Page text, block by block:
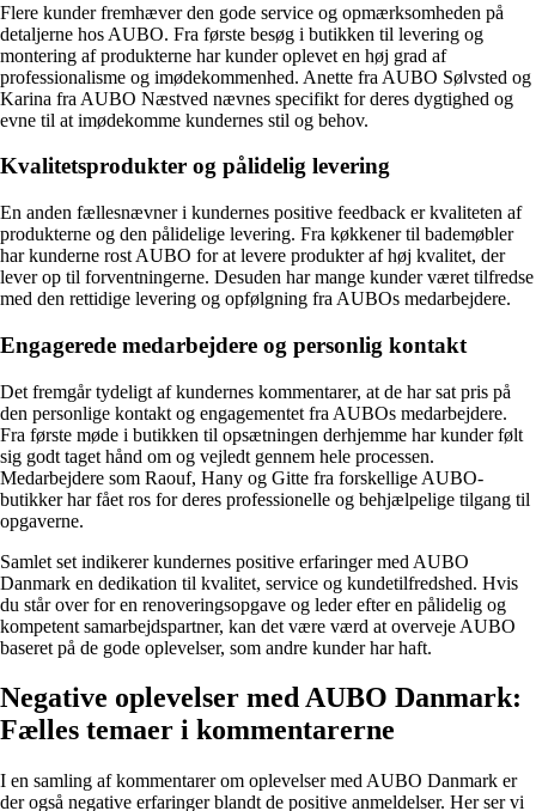
Flere kunder fremhæver den gode service og opmærksomheden på
detaljerne hos AUBO. Fra første besøg i butikken til levering og
montering af produkterne har kunder oplevet en høj grad af
professionalisme og imødekommenhed. Anette fra AUBO Sølvsted og
Karina fra AUBO Næstved nævnes specifikt for deres dygtighed og
evne til at imødekomme kundernes stil og behov.
Kvalitetsprodukter og pålidelig levering
En anden fællesnævner i kundernes positive feedback er kvaliteten af
produkterne og den pålidelige levering. Fra køkkener til bademøbler
har kunderne rost AUBO for at levere produkter af høj kvalitet, der
lever op til forventningerne. Desuden har mange kunder været tilfredse
med den rettidige levering og opfølgning fra AUBOs medarbejdere.
Engagerede medarbejdere og personlig kontakt
Det fremgår tydeligt af kundernes kommentarer, at de har sat pris på
den personlige kontakt og engagementet fra AUBOs medarbejdere.
Fra første møde i butikken til opsætningen derhjemme har kunder følt
sig godt taget hånd om og vejledt gennem hele processen.
Medarbejdere som Raouf, Hany og Gitte fra forskellige AUBO-
butikker har fået ros for deres professionelle og behjælpelige tilgang til
opgaverne.
Samlet set indikerer kundernes positive erfaringer med AUBO
Danmark en dedikation til kvalitet, service og kundetilfredshed. Hvis
du står over for en renoveringsopgave og leder efter en pålidelig og
kompetent samarbejdspartner, kan det være værd at overveje AUBO
baseret på de gode oplevelser, som andre kunder har haft.
Negative oplevelser med AUBO Danmark:
Fælles temaer i kommentarerne
I en samling af kommentarer om oplevelser med AUBO Danmark er
der også negative erfaringer blandt de positive anmeldelser. Her ser vi